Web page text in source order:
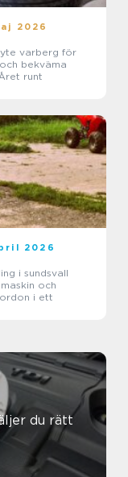
2026
varberg för
bekväma
runt
2026
i sundsvall
och
i ett